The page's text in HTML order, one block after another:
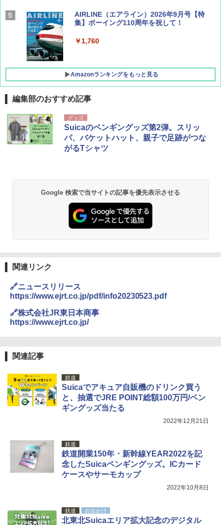
AIRLINE（エアライン）2026年9月号【特
集】ボーイング110周年を祝して！
￥1,760
Amazonランキングをもっと見る
D40 地球の歩き方 チェンマイ タイ北部の魅
力的な町 2026～2027 地球の歩き方D アジア
￥2,079
￥2,479
地球の歩き方 スター・ウォーズ
A26 地球の歩き方 チェコ ポーランド スロヴ
ァキア 2026～2027 地球の歩き方A ヨーロッ
パ
解く (講談社現代新書)
￥1,540
[キャンパーズコレクション 山善] ポップアッ
プテント 傘みたいに広げて畳める パッとサ
ッとサンシェード キューブ フルクローズ メ
ッシュ 簡単設置 ワンタッチテント キャンプ
&ハイキング カーキ PATC-150(KH)
PYKES PEAK (パイクスピーク) 着替えテン
ト プライバシー テント 【中が透けない】 1
人用 折りたたみ 防災グッズ 災害用トイレ ビ
ーチ ピクニック ポップアップテント 携帯 簡
易 トイレテント (ブラック)
テント ワンタッチ RENEW 幅200 2-3人用 43
500002(88859)
￥5,999
￥9,990
[キャンパーズコレクション 山善] 傘みたいに
広げるだけ パッとサッとテント キューブワ
ーズ メッシュ 5人用 簡単設置 ポップアップ
テント PATCW-200B エクルベージュ
￥15,990
BUNDOK(バンドック)ソロ ドーム 1 EX BDK
-08EX カーキ ソロキャンプ ポリエステル フ
レーム テント
￥14,800
GRANDOOR ステンレス保冷剤 2個セット 2
コンパクト 保冷力長持ち
￥2,980
DEWEL パラソル 大型 ビーチ アウトドアパ
￥6,999
熊撃退スプレー 熊よけスプレー 熊スプレー
【日本企業販売】超強力クマ対策スプレー 30
0ml（連続噴射30秒）110ml（連続噴射15
￥3,680
着替えテント トイレテント 透けない【換気
通気窓付き】収納袋付き UVカット 防水 防災
￥3,080
編集部のおすすめ記事
グッズ
Suicaのペンギングッズ第2弾。スリッ
パ、バケットハット、親子で足跡がつな
がるTシャツ
Google 検索で当サイトの記事を優先表示させる
関連リンク
🔗ニュースリリース
https://www.ejrt.co.jp/pdf/info20230523.pdf
🔗株式会社JR東日本商事
https://www.ejrt.co.jp/
関連記事
鉄道
Suicaでアキュア自販機のドリンク買う
と、抽選でJRE POINT総額100万円/ペン
ギングッズ当たる
2022年12月21日
鉄道
鉄道開業150年・新幹線YEAR2022を記
念したSuicaペンギングッズ。ICカード
ケースやサーモカップ
2022年10月8日
鉄道 お出かけ
北東北Suicaエリア拡大記念のデジタル